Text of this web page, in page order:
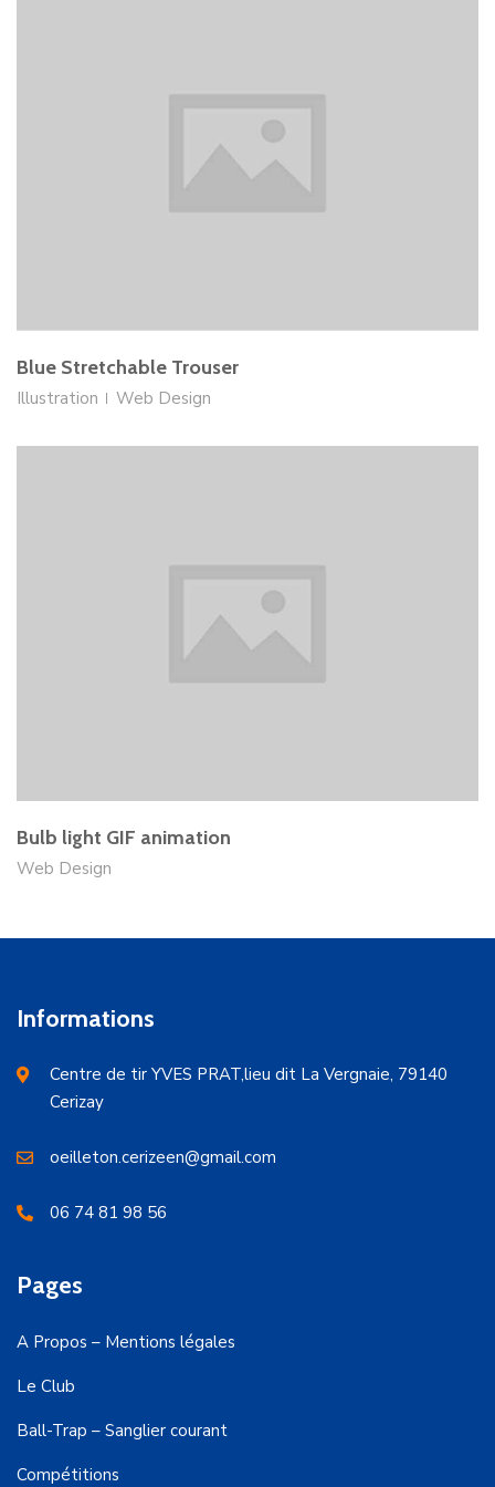
Blue Stretchable Trouser
Illustration Web Design
Bulb light GIF animation
Web Design
Informations
Centre de tir YVES PRAT,lieu dit La Vergnaie, 79140
Cerizay
oeilleton.cerizeen@gmail.com
06 74 81 98 56
Pages
A Propos – Mentions légales
Le Club
Ball-Trap – Sanglier courant
Compétitions